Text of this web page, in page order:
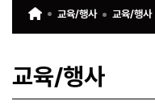
교육/행사 교육/행사
교육/행사